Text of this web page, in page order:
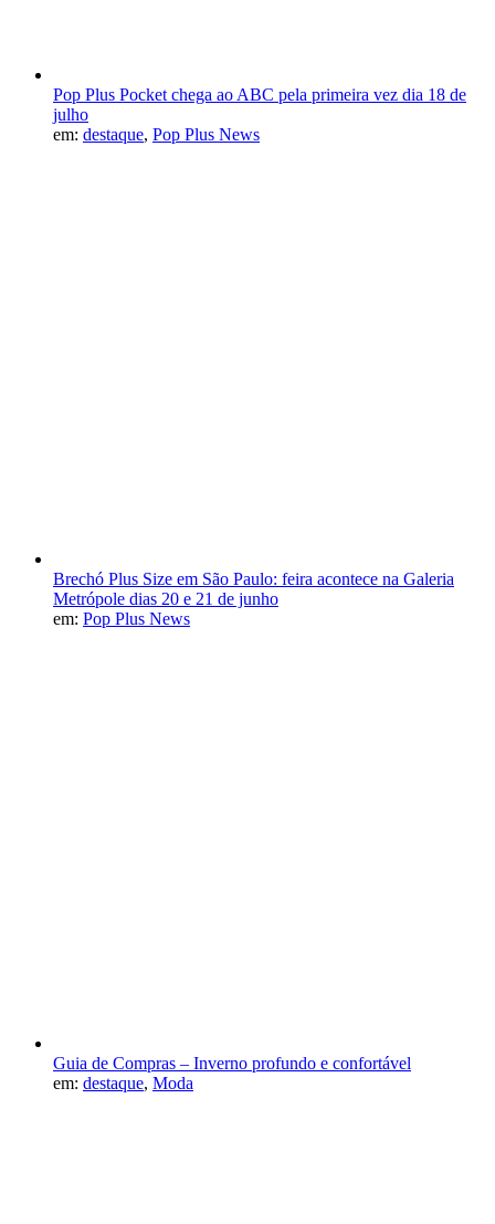
Pop Plus Pocket chega ao ABC pela primeira vez dia 18 de
julho
em: destaque, Pop Plus News
Brechó Plus Size em São Paulo: feira acontece na Galeria
Metrópole dias 20 e 21 de junho
em: Pop Plus News
Guia de Compras – Inverno profundo e confortável
em: destaque, Moda